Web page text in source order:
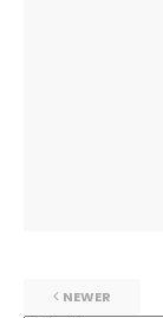
NEWER